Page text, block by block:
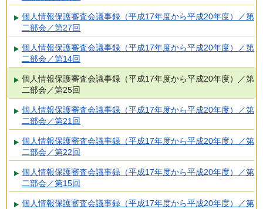
個人情報保護審査会議事録（平成17年度から平成20年度）／第
二部会／第27回
個人情報保護審査会議事録（平成17年度から平成20年度）／第
二部会／第14回
個人情報保護審査会議事録（平成17年度から平成20年度）／第
二部会／第25回
個人情報保護審査会議事録（平成17年度から平成20年度）／第
二部会／第21回
個人情報保護審査会議事録（平成17年度から平成20年度）／第
二部会／第22回
個人情報保護審査会議事録（平成17年度から平成20年度）／第
二部会／第15回
個人情報保護審査会議事録（平成17年度から平成20年度）／第